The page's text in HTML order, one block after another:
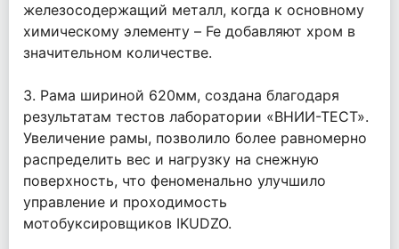
железосодержащий металл, когда к основному
химическому элементу – Fe добавляют хром в
значительном количестве.
3. Рама шириной 620мм, создана благодаря
результатам тестов лаборатории «ВНИИ-ТЕСТ».
Увеличение рамы, позволило более равномерно
распределить вес и нагрузку на снежную
поверхность, что феноменально улучшило
управление и проходимость
мотобуксировщиков IKUDZO.